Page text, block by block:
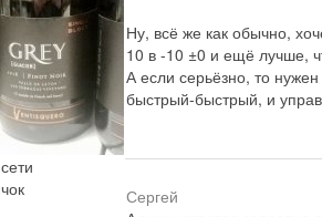
Ну, всё же как обычно,
10 в -10 ±0 и ещё лучше,
А если серьёзно, то
быстрый-быстрый, и
Сергей